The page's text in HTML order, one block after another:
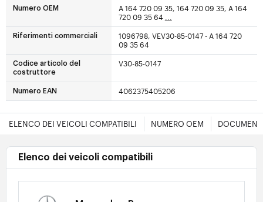
Numero OEM
A 164 720 09 35, 164 720 09 35, A 164
720 09 35 64 ...
Riferimenti commerciali
1096798, VEV30-85-0147 - A 164 720
09 35 64
Codice articolo del
costruttore
V30-85-0147
Numero EAN 4062375405206
ELENCO DEI VEICOLI COMPATIBILI NUMERO OEM
Elenco dei veicoli compatibili